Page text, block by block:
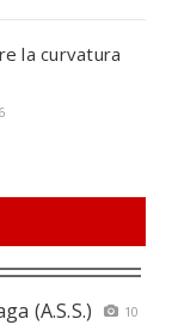
la curvatura
(A.S.S.)
10